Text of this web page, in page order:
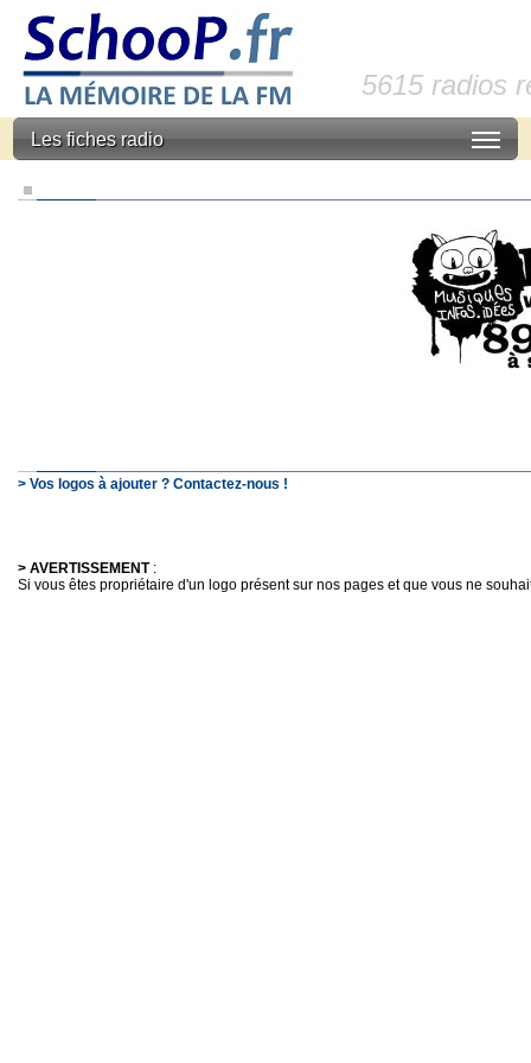
5615 radios
Les fiches radio
> Vos logos à ajouter ? Contactez-nous !
> AVERTISSEMENT:
Si vous êtes propriétaire d'un logo présent sur nos pages et que vous ne